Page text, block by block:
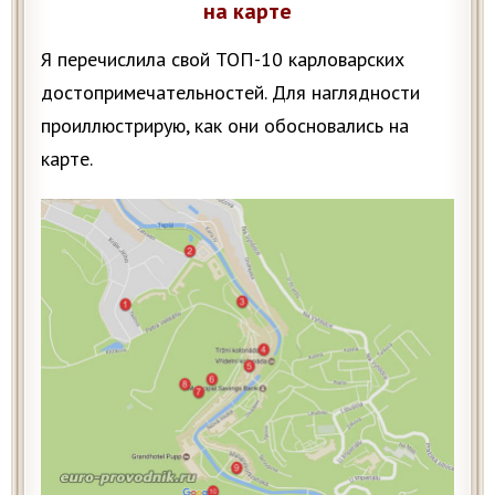
на карте
Я перечислила свой ТОП-10 карловарских
достопримечательностей. Для наглядности
проиллюстрирую, как они обосновались на
карте.